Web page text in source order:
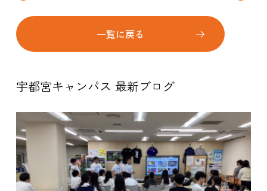
一覧に戻る
宇都宮キャンパス 最新ブログ